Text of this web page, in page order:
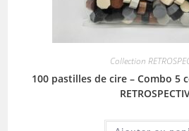
Collection
100 pastilles de cire – Combo 5